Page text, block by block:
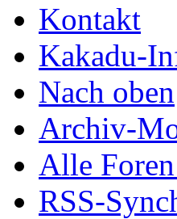
Kontakt
Kakadu-
Nach oben
Archiv-
Alle
RSS-